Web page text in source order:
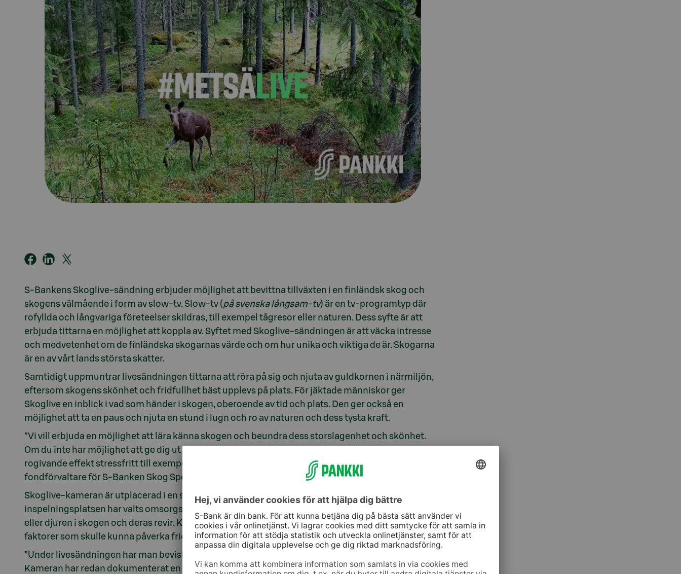
S-Bankens Skoglive-sändning erbjuder möjlighet att bevittna tillväxten i en finländsk skog och
skogens välmående i form av slow-tv. Slow-tv (på svenska långsam-tv) är en tv-programtyp där
rofyllda och långvariga företeelser skildras, till exempel tågresor eller naturen. Dess syfte är att
erbjuda tittarna en möjlighet att koppla av. Syftet med Skoglive-sändningen är att väcka intresse
och medvetenhet om de finländska skogarnas värde och om hur unika och viktiga de är. Skogarna
är en av vårt lands största skatter.
Samtidigt uppmuntrar livesändningen tittarna att röra på sig och njuta av guldkornen i närmiljön,
eftersom skogens skönhet och fridfullhet bäst upplevs på plats. För jäktade människor ger
Skoglive en inblick i vad som händer i skogen, oberoende av tid och plats. Den ger också en
möjlighet att ta en paus och njuta en stund i lugn och ro av naturen och dess tysta kraft.
”Vi vill erbjuda en möjlighet att lära känna skogen och beundra dess storslagenhet och skönhet.
Om du inte har möjlighet att ge dig ut i skogen i vardagsstressen, kan du njuta av skogens
rogivande effekt stressfritt till exempel under en distansarbetsdag”, säger Timo Hakulinen,
fondförvaltare för S-Banken Skog Specialplaceringsfond.
Skoglive-kameran är utplacerad i en skog som ägs av fonden S-Banken Skog. Den fridfulla
inspelningsplatsen har valts omsorgsfullt, så att inspelningen och utrustningen inte stör naturen
eller djuren i skogen och deras revir. Kameran ger inte upphov till störande ljud eller andra störande
faktorer som skulle kunna påverka fridfullheten och balansen i skogen.
”Under livesändningen har man bevisligen kunnat se även annat än träd som vajar i vinden.
Kameran har redan dokumenterat en älgko som strosar runt”, säger Hakulinen. Tittarna kan dela